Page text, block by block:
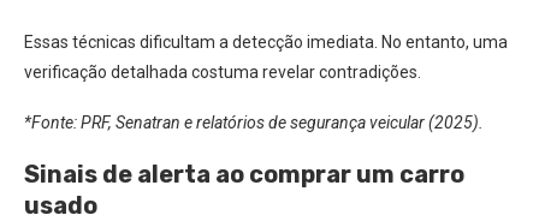
Essas técnicas dificultam a detecção imediata. No entanto, uma
verificação detalhada costuma revelar contradições.
*Fonte: PRF, Senatran e relatórios de segurança veicular (2025).
Sinais de alerta ao comprar um carro
usado